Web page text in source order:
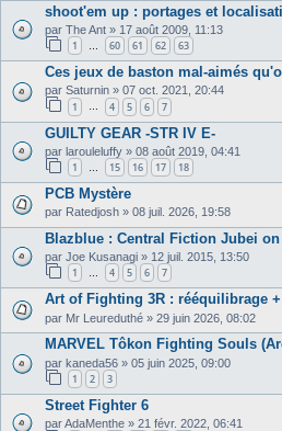
shoot'em up : portages et
par The Ant » 17 août 2009, 11:13
1 … 60 61 62 63
Ces jeux de baston mal-aimés
par Saturnin » 07 oct. 2021, 20:44
1 … 4 5 6 7
GUILTY GEAR -STR IV E-
par larouleluffy » 08 août 2019, 04:41
1 15 16 17 18
PCB Mystère
par Ratedjosh » 08 juil. 2026, 19:58
Blazblue : Central Fiction Jubei on
par Joe Kusanagi » 12 juil. 2015, 13:50
1 … 4 5 6 7
Art of Fighting 3R : rééquilibrage
par Mr Leureduthé » 29 juin 2026, 08:02
MARVEL Tôkon Fighting Souls
par kaneda56 » 05 juin 2025, 09:00
1 2 3
Street Fighter 6
parAdaMenthe » 21 févr. 2022, 06:41